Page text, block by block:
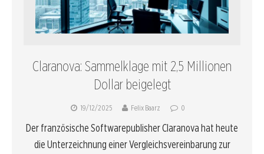
Claranova: Sammelklage mit 2,5 Millionen
Dollar beigelegt
19/12/2025 Felix Baarz 0
Der französische Softwarepublisher Claranova hat heute
die Unterzeichnung einer Vergleichsvereinbarung zur